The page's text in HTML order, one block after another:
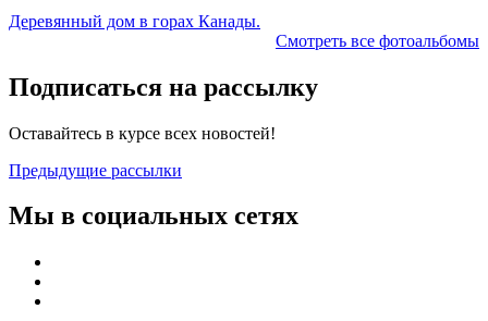
Деревянный дом в горах Канады.
Смотреть все фотоальбомы
Подписаться на рассылку
Оставайтесь в курсе всех новостей!
Предыдущие рассылки
Мы в социальных сетях